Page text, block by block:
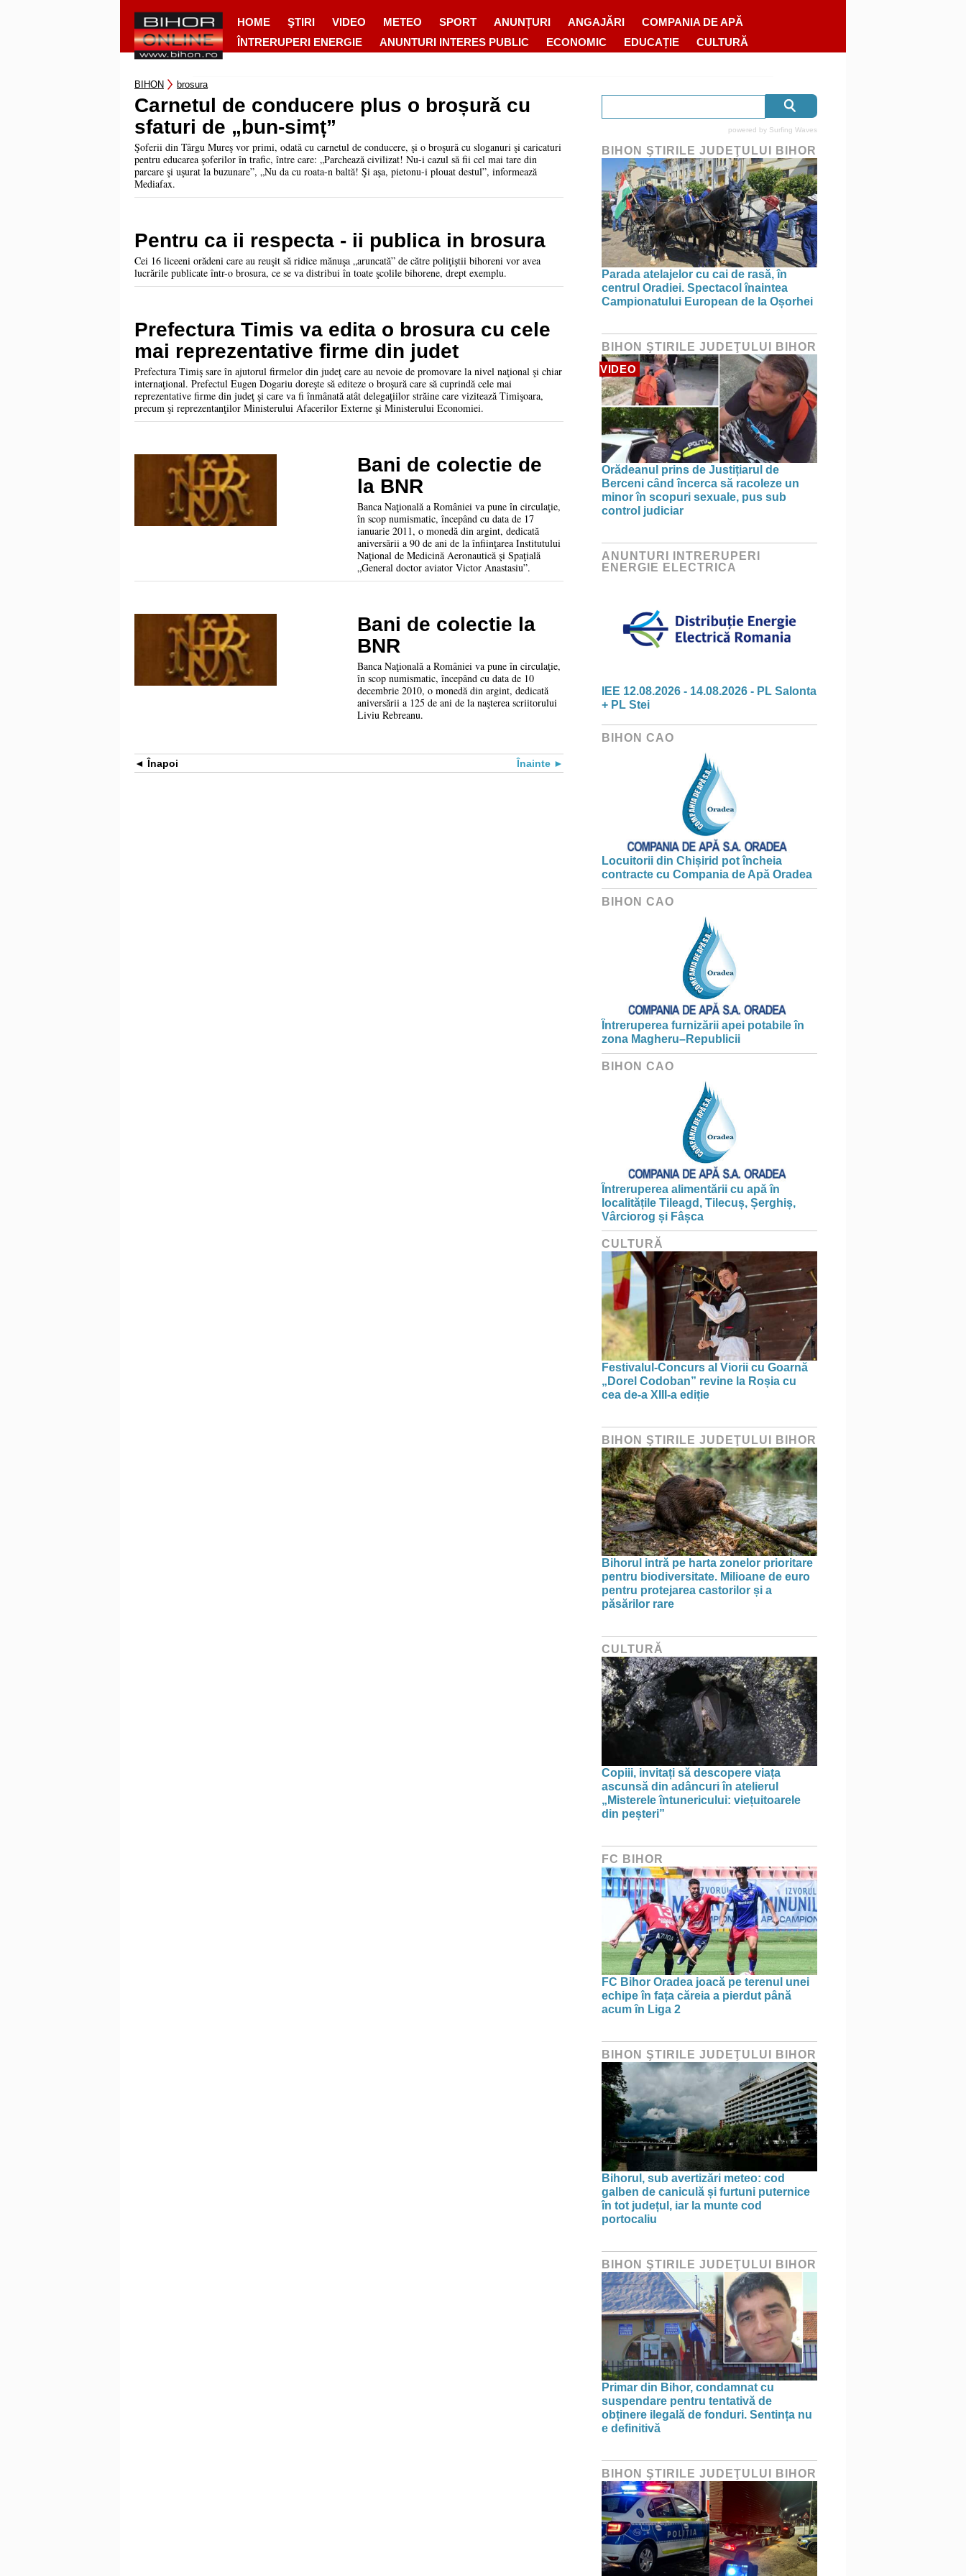
HOME ŞTIRI VIDEO METEO SPORT ANUNȚURI ANGAJĂRI
COMPANIA DE APĂ
ÎNTRERUPERI ENERGIE
ANUNTURI INTERES PUBLIC ECONOMIC EDUCAȚIE CULTURĂ
BIHON brosura
Carnetul de conducere plus o broșură cu
sfaturi de „bun-simț”
Şoferii din Târgu Mureş vor primi, odată cu carnetul de conducere, şi o broşură cu sloganuri şi caricaturi
pentru educarea şoferilor în trafic, între care: „Parchează civilizat! Nu-i cazul să fii cel mai tare din
parcare şi uşurat la buzunare”, „Nu da cu roata-n baltă! Şi aşa, pietonu-i plouat destul”, informează
Mediafax.
Pentru ca ii respecta - ii publica in brosura
Cei 16 liceeni orădeni care au reuşit să ridice mănuşa „aruncată” de către poliţiştii bihoreni vor avea
lucrările publicate într-o brosura, ce se va distribui în toate şcolile bihorene, drept exemplu.
Prefectura Timis va edita o brosura cu cele
mai reprezentative firme din judet
Prefectura Timiş sare în ajutorul firmelor din judeţ care au nevoie de promovare la nivel naţional şi chiar
internaţional. Prefectul Eugen Dogariu doreşte să editeze o broşură care să cuprindă cele mai
reprezentative firme din judeţ şi care va fi înmânată atât delegaţiilor străine care vizitează Timişoara,
precum şi reprezentanţilor Ministerului Afacerilor Externe şi Ministerului Economiei.
Bani de colectie de
la BNR
Banca Naţională a României va pune în circulaţie,
în scop numismatic, începând cu data de 17
ianuarie 2011, o monedă din argint, dedicată
aniversării a 90 de ani de la înfiinţarea Institutului
Naţional de Medicină Aeronautică şi Spaţială
„General doctor aviator Victor Anastasiu”.
Bani de colectie la
BNR
Banca Naţională a României va pune în circulaţie,
în scop numismatic, începând cu data de 10
decembrie 2010, o monedă din argint, dedicată
aniversării a 125 de ani de la naşterea scriitorului
Liviu Rebreanu.
Înapoi Înainte
powered by Surfing Waves
BIHON ŞTIRILE JUDEŢULUI BIHOR
Parada atelajelor cu cai de rasă, în
centrul Oradiei. Spectacol înaintea
Campionatului European de la Oșorhei
BIHON ŞTIRILE JUDEŢULUI BIHOR
VIDEO
Orădeanul prins de Justițiarul de
Berceni când încerca să racoleze un
minor în scopuri sexuale, pus sub
control judiciar
ANUNTURI INTRERUPERI
ENERGIE ELECTRICA
IEE 12.08.2026 - 14.08.2026 - PL Salonta
+ PL Stei
BIHON CAO
Locuitorii din Chișirid pot încheia
contracte cu Compania de Apă Oradea
BIHON CAO
Întreruperea furnizării apei potabile în
zona Magheru–Republicii
BIHON CAO
Întreruperea alimentării cu apă în
localitățile Tileagd, Tilecuș, Șerghiș,
Vârciorog și Fâșca
CULTURĂ
Festivalul-Concurs al Viorii cu Goarnă
„Dorel Codoban” revine la Roșia cu
cea de-a XIII-a ediție
BIHON ŞTIRILE JUDEŢULUI BIHOR
Bihorul intră pe harta zonelor prioritare
pentru biodiversitate. Milioane de euro
pentru protejarea castorilor și a
păsărilor rare
CULTURĂ
Copiii, invitați să descopere viața
ascunsă din adâncuri în atelierul
„Misterele întunericului: viețuitoarele
din peșteri”
FC BIHOR
FC Bihor Oradea joacă pe terenul unei
echipe în fața căreia a pierdut până
acum în Liga 2
BIHON ŞTIRILE JUDEŢULUI BIHOR
Bihorul, sub avertizări meteo: cod
galben de caniculă și furtuni puternice
în tot județul, iar la munte cod
portocaliu
BIHON ŞTIRILE JUDEŢULUI BIHOR
Primar din Bihor, condamnat cu
suspendare pentru tentativă de
obținere ilegală de fonduri. Sentința nu
e definitivă
BIHON ŞTIRILE JUDEŢULUI BIHOR